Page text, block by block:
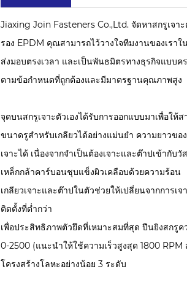
Jiaxing Join Fasteners Co.,Ltd. จัดหาสกรูเจา
รอง EPDM คุณสามารถไว้วางใจทีมงานของเร
ส่งมอบตรงเวลา และเป็นพันธมิตรทางธุรกิจแบบ
ตามข้อกำหนดที่ถูกต้องและมีมาตรฐานคุณภาพสูง
จุดบนสกรูเจาะตัวเองได้รับการออกแบบมาเพื่อใ
ขนาดรูสำหรับเกลียวได้อย่างแม่นยำ ความยาวข
เจาะได้ เนื่องจากจำเป็นต้องเจาะและต๊าปเข้ากั
เหล็กกล้าคาร์บอนชุบแข็งผิวเคลือบด้วยความร้อน
เกลียวเจาะและต๊าปในตัวช่วยให้เปลี่ยนจากการเ
ติดตั้งที่ต่ำกว่า
เพื่อประสิทธิภาพตัวยึดที่เหมาะสมที่สุด ปืนยิงสกรู
0-2500 (แนะนำให้ใช้ความเร็วสูงสุด 1800 RPM
โครงสร้างโลหะอย่างน้อย 3 ระดับ